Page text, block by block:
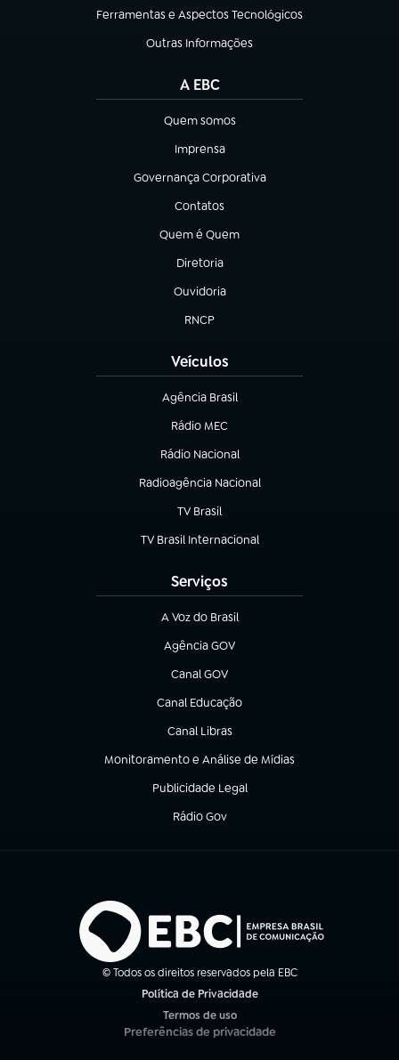
Ferramentas e Aspectos Tecnológicos
(abre em nova aba)
Outras Informações
(abre em nova aba)
A EBC
Quem somos
(abre em nova aba)
Imprensa
(abre em nova aba)
Governança Corporativa
(abre em nova aba)
Contatos
(abre em nova aba)
Quem é Quem
(abre em nova aba)
Diretoria
(abre em nova aba)
Ouvidoria
(abre em nova aba)
RNCP
(abre em nova aba)
Veículos
Agência Brasil
(abre em nova aba)
Rádio MEC
(abre em nova aba)
Rádio Nacional
Radioagência Nacional
(abre em nova aba)
TV Brasil
(abre em nova aba)
TV Brasil Internacional
(abre em nova aba)
Serviços
A Voz do Brasil
(abre em nova aba)
Agência GOV
(abre em nova aba)
Canal GOV
(abre em nova aba)
Canal Educação
(abre em nova aba)
Canal Libras
(abre em nova aba)
Monitoramento e Análise de Mídias
(abre em nova aba)
Publicidade Legal
(abre em nova aba)
Rádio Gov
(abre em nova aba)
© Todos os direitos reservados pela EBC
Política de Privacidade
Termos de uso
(abre em nova aba)
Preferências de privacidade